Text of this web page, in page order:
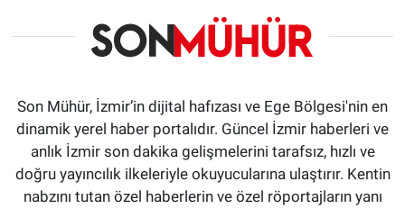
Son Mühür, İzmir’in dijital hafızası ve Ege Bölgesi'nin en
dinamik yerel haber portalıdır. Güncel İzmir haberleri ve
anlık İzmir son dakika gelişmelerini tarafsız, hızlı ve
doğru yayıncılık ilkeleriyle okuyucularına ulaştırır. Kentin
nabzını tutan özel haberlerin ve özel röportajların yanı